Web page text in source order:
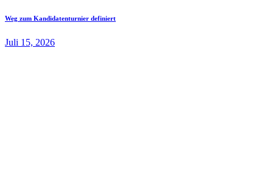
Weg zum Kandidatenturnier definiert
Juli 15, 2026